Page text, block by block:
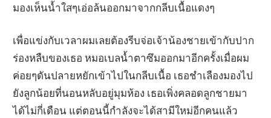
มองเห็นน้ำใสๆเอ่อล้นออกมาจากกลีบเนื้อแดงๆ
เพื่อแข่งกับเวลาผมเลยต้องรีบจ่อเจ้าน้องชายเข้ากับปาก
ร่องหลืบของเธอ หมอเบลน้ำตาซึมออกมาอีกครั้งเมื่อผม
ค่อยๆดันปลายหยักเข้าไปในกลีบเนื้อ เธอชำเลืองมองไป
ยังลูกน้อยที่นอนหลับอยู่มุมห้อง เธอเพิ่งคลอดลูกชายมา
ได้ไม่กี่เดือน แต่ตอนนี้กำลังจะได้สามีใหม่อีกคนแล้ว